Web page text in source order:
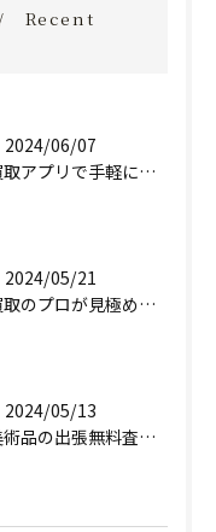
Recent
2024/06/07
買取アプリで手軽に現金化！あなたの不要品が宝物に変わる方法とは？
2024/05/21
買取のプロが見極める！骨董品の価値と査定とは？
2024/05/13
美術品の出張無料査定 | 一万点以上の実績で信頼の骨董品買取専門店